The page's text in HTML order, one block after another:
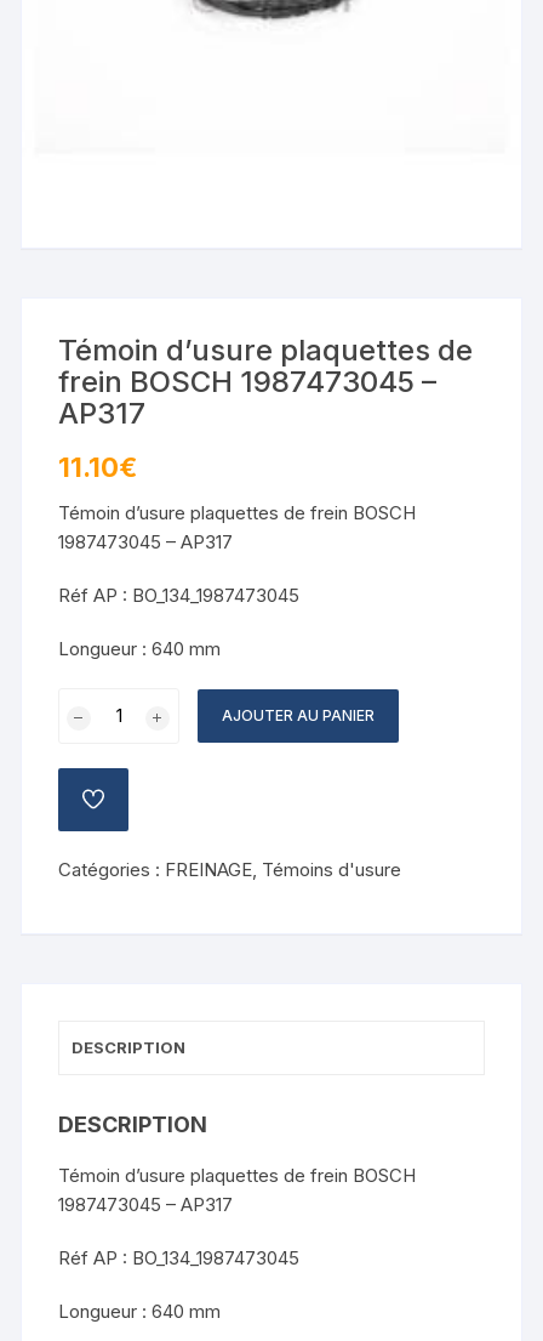
Témoin d’usure plaquettes de
frein BOSCH 1987473045 –
AP317
11.10€
Témoin d’usure plaquettes de frein BOSCH
1987473045 – AP317
Réf AP : BO_134_1987473045
Longueur :640 mm
d'usure
plaquettes
frein
AJOUTER AU PANIER
AJOUTER
LISTE
DE
Catégories : FREINAGE Témoins d'usure
DESCRIPTION
DESCRIPTION
Témoin d’usure plaquettes de frein BOSCH
1987473045 – AP317
Réf AP : BO_134_1987473045
Longueur :640 mm